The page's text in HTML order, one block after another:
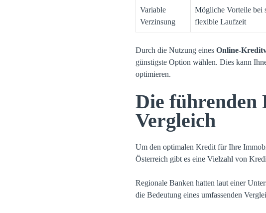
Variable
Verzinsung
Mögliche Vorteile bei
flexible Laufzeit
Durch die Nutzung eines Online-
günstigste Option wählen. Dies kann
optimieren.
Die
Vergleich
Um den optimalen Kredit für Ihre
Österreich gibt es eine Vielzahl von
Regionale Banken hatten laut einer
die Bedeutung eines umfassenden